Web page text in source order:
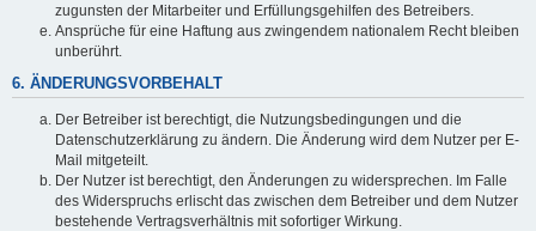
zugunsten der Mitarbeiter und Erfüllungsgehilfen des Betreibers.
Ansprüche für eine Haftung aus zwingendem nationalem Recht bleiben
unberührt.
6. ÄNDERUNGSVORBEHALT
Der Betreiber ist berechtigt, die Nutzungsbedingungen und die
Datenschutzerklärung zu ändern. Die Änderung wird dem Nutzer per E-
Mail mitgeteilt.
Der Nutzer ist berechtigt, den Änderungen zu widersprechen. Im Falle
des Widerspruchs erlischt das zwischen dem Betreiber und dem Nutzer
bestehende Vertragsverhältnis mit sofortiger Wirkung.